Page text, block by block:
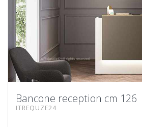
Bancone reception cm 126
ITREQUZE24